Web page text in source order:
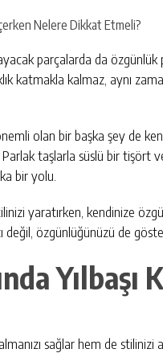
parçalarda da özgünlük
katmakla kalmaz, aynı
olan bir başka şey de
taşlarla süslü bir tişört
bir yolu.
yaratırken, kendinize
değil, özgünlüğünüzü de
Yılbaşı
sağlar hem de stilinizi